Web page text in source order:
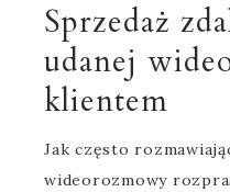
Sprzedaż
udanej
klientem
Jak często
wideorozmowy